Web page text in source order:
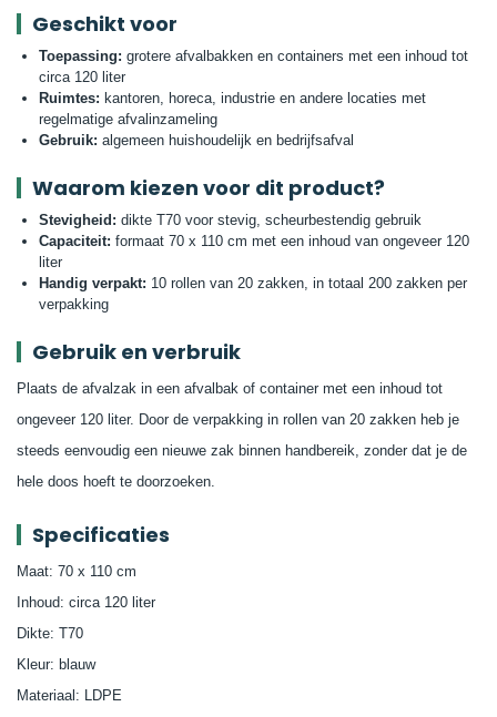
Geschikt voor
Toepassing: grotere afvalbakken en containers met een inhoud tot
circa 120 liter
Ruimtes: kantoren, horeca, industrie en andere locaties met
regelmatige afvalinzameling
Gebruik: algemeen huishoudelijk en bedrijfsafval
Waarom kiezen voor dit product?
Stevigheid: dikte T70 voor stevig, scheurbestendig gebruik
Capaciteit: formaat 70 x 110 cm met een inhoud van ongeveer 120
liter
Handig verpakt: 10 rollen van 20 zakken, in totaal 200 zakken per
verpakking
Gebruik en verbruik
Plaats de afvalzak in een afvalbak of container met een inhoud tot
ongeveer 120 liter. Door de verpakking in rollen van 20 zakken heb je
steeds eenvoudig een nieuwe zak binnen handbereik, zonder dat je de
hele doos hoeft te doorzoeken.
Specificaties
Maat: 70 x 110 cm
Inhoud: circa 120 liter
Dikte: T70
Kleur: blauw
Materiaal: LDPE